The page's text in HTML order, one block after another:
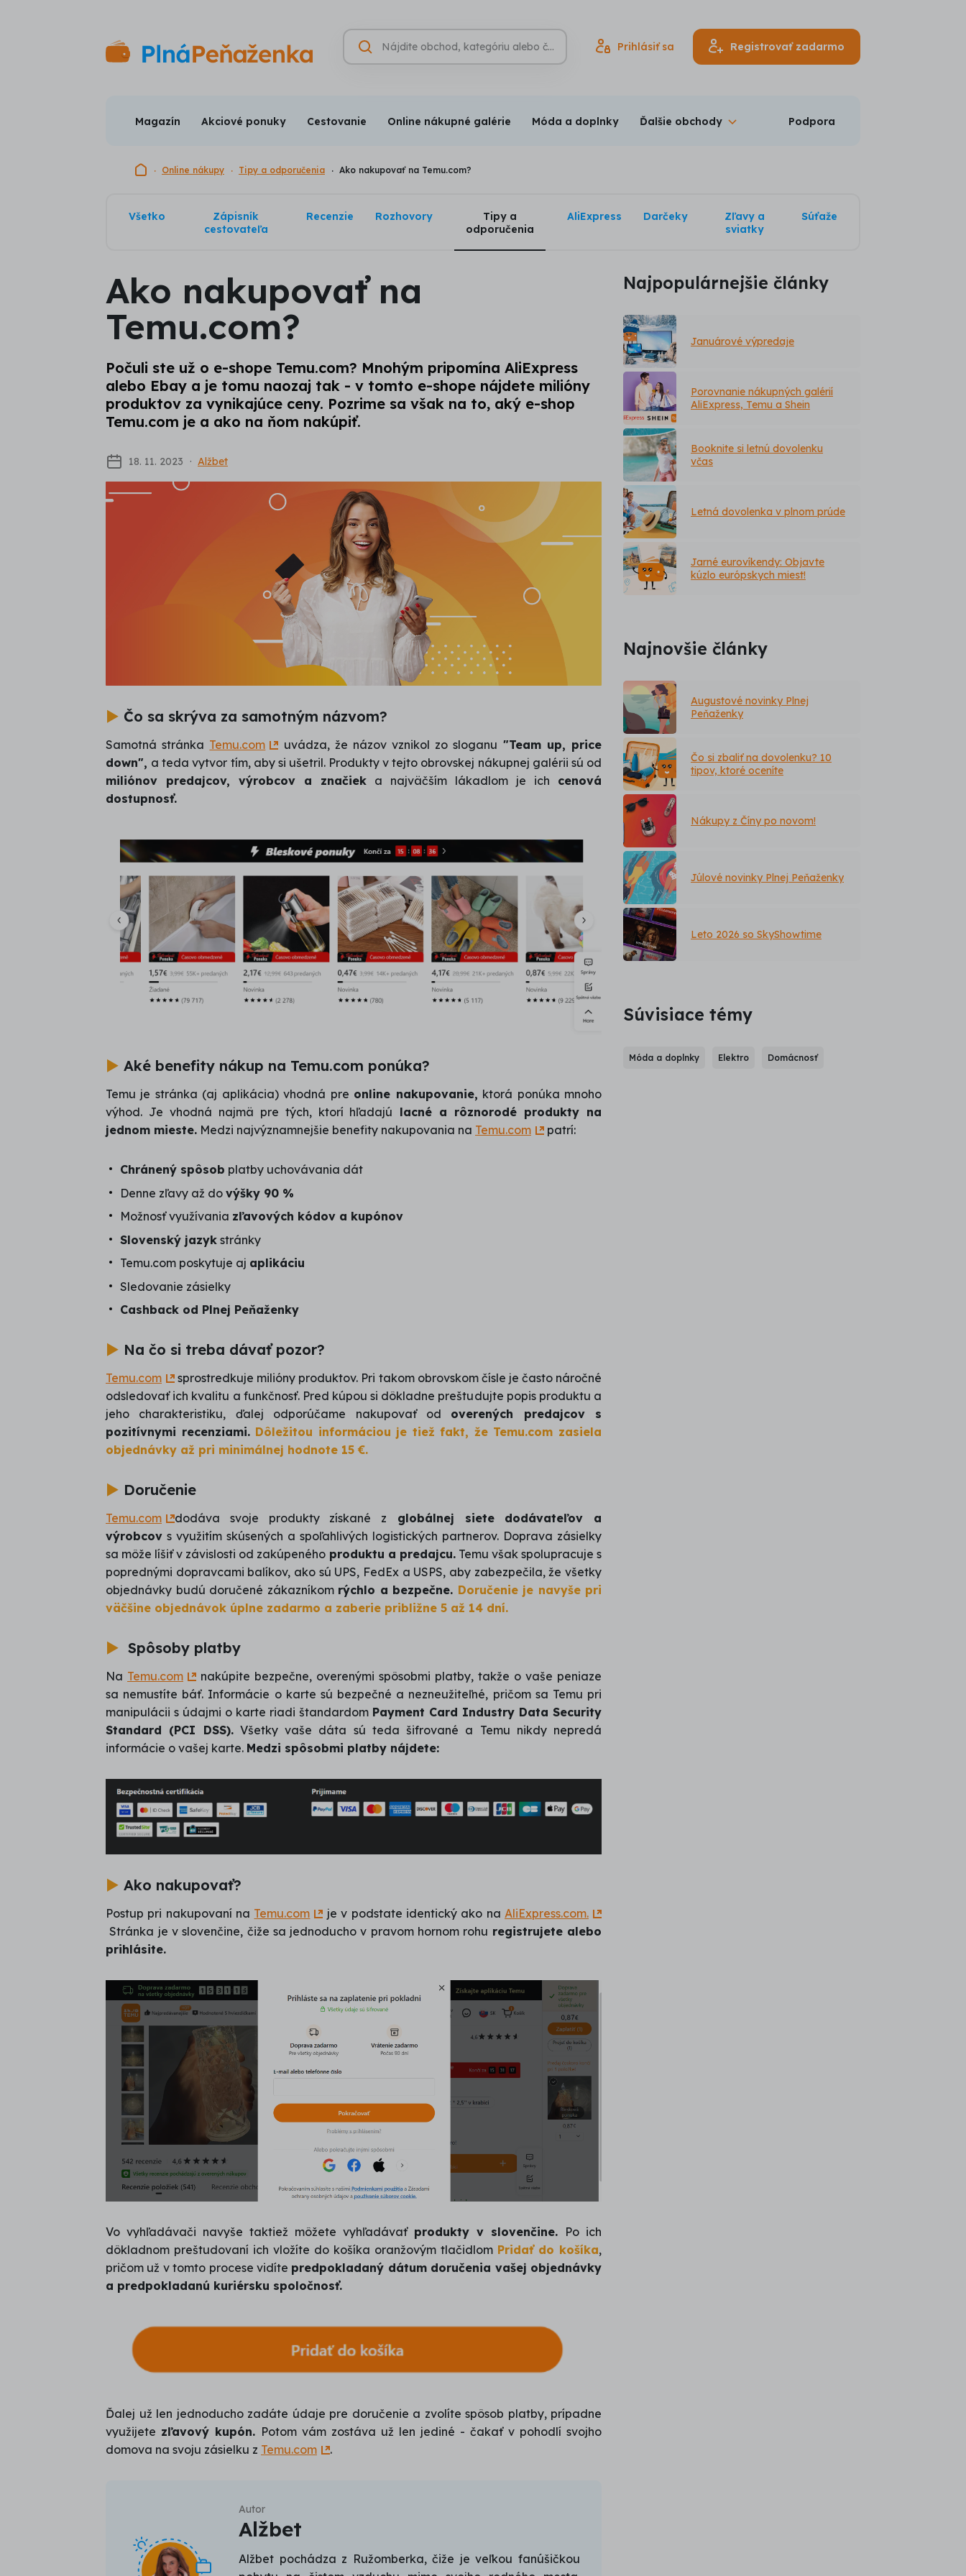
Vyhľadávanie
Hľadať Prihlásiť sa Registrovať zadarmo
Magazín Akciové ponuky Cestovanie Online nákupné galérie Móda a doplnky Ďalšie obchody Podpora
Domovská stránka
Online nákupy Tipy a odporučenia Ako nakupovať na Temu.com?
Všetko
Zápisník
cestovateľa
Recenzie Rozhovory
Tipy a
odporučenia
AliExpress Darčeky
Zľavy a
sviatky
Súťaže
Ako nakupovať na
Temu.com?
Počuli ste už o e-shope Temu.com? Mnohým pripomína AliExpress
alebo Ebay a je tomu naozaj tak - v tomto e-shope nájdete milióny
produktov za vynikajúce ceny. Pozrime sa však na to, aký e-shop
Temu.com je a ako na ňom nakúpiť.
18. 11. 2023 Alžbet
► Čo sa skrýva za samotným názvom?
Samotná stránka Temu.com uvádza, že názov vznikol zo sloganu "Team up, price
down", a teda vytvor tím, aby si ušetril. Produkty v tejto obrovskej nákupnej galérii sú od
miliónov predajcov, výrobcov a značiek a najväčším lákadlom je ich cenová
dostupnosť.
► Aké benefity nákup na Temu.com ponúka?
Temu je stránka (aj aplikácia) vhodná pre online nakupovanie, ktorá ponúka mnoho
výhod. Je vhodná najmä pre tých, ktorí hľadajú lacné a rôznorodé produkty na
jednom mieste. Medzi najvýznamnejšie benefity nakupovania na Temu.com patrí:
Chránený spôsob platby uchovávania dát
Denne zľavy až do výšky 90 %
Možnosť využívania zľavových kódov a kupónov
Slovenský jazyk stránky
Temu.com poskytuje aj aplikáciu
Sledovanie zásielky
Cashback od Plnej Peňaženky
► Na čo si treba dávať pozor?
Temu.com
sprostredkuje milióny produktov. Pri takom obrovskom čísle je často náročné
odsledovať ich kvalitu a funkčnosť. Pred kúpou si dôkladne preštudujte popis produktu a
jeho charakteristiku, ďalej odporúčame nakupovať od overených predajcov s
pozitívnymi recenziami. Dôležitou informáciou je tiež fakt, že Temu.com zasiela
objednávky až pri minimálnej hodnote 15 €.
► Doručenie
Temu.com dodáva svoje produkty získané z globálnej siete dodávateľov a
výrobcov s využitím skúsených a spoľahlivých logistických partnerov. Doprava zásielky
sa môže líšiť v závislosti od zakúpeného produktu a predajcu.Temu však spolupracuje s
poprednými dopravcami balíkov, ako sú UPS, FedEx a USPS, aby zabezpečila, že všetky
objednávky budú doručené zákazníkom rýchlo a bezpečne. Doručenie je navyše pri
väčšine objednávok úplne zadarmo a zaberie približne 5 až 14 dní.
► Spôsoby platby
Na Temu.com
nakúpite bezpečne, overenými spôsobmi platby, takže o vaše peniaze
sa nemustíte báť. Informácie o karte sú bezpečné a nezneužiteľné, pričom sa Temu pri
manipulácii s údajmi o karte riadi štandardom Payment Card Industry Data Security
Standard (PCI DSS).Všetky vaše dáta sú teda šifrované a Temu nikdy nepredá
informácie o vašej karte. Medzi spôsobmi platby nájdete:
► Ako nakupovať?
Postup pri nakupovaní na Temu.com je v podstate identický ako naAliExpress.com.
Stránka je v slovenčine, čiže sa jednoducho v pravom hornom rohu registrujete alebo
prihlásite.
Vo vyhľadávači navyše taktiež môžete vyhľadávať produkty v slovenčine. Po ich
dôkladnom preštudovaní ich vložíte do košíka oranžovým tlačidlom Pridať do košíka,
pričom už v tomto procese vidíte predpokladaný dátum doručenia vašej objednávky
a predpokladanú kuriérsku spoločnosť.
Ďalej už len jednoducho zadáte údaje pre doručenie a zvolíte spôsob platby, prípadne
využijete zľavový kupón. Potom vám zostáva už len jediné - čakať v pohodlí svojho
domova na svoju zásielku z Temu.com .
Autor
Alžbet
Alžbet pochádza z Ružomberka, čiže je veľkou fanúšičkou
Najpopulárnejšie články
Januárové výpredaje
Porovnanie nákupných galérií
AliExpress, Temu a Shein
Booknite si letnú dovolenku
včas
Letná dovolenka v plnom prúde
Jarné eurovíkendy: Objavte
kúzlo európskych miest!
Najnovšie články
Augustové novinky Plnej
Peňaženky
Čo si zbaliť na dovolenku? 10
tipov, ktoré oceníte
Nákupy z Číny po novom!
Júlové novinky Plnej Peňaženky
Leto 2026 so SkyShowtime
Súvisiace témy
Móda a doplnky Elektro Domácnosť